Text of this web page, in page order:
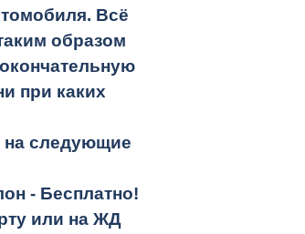
Всё
образом
при каких
на следующие
- Бесплатно!
или на ЖД